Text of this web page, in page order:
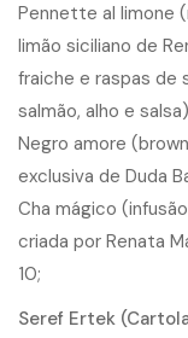
Pennette al limone
limão siciliano de
fraiche e raspas de
salmão, alho e
Negro amore
exclusiva de Duda
Cha mágico
criada por Renata
10;
Seref Ertek